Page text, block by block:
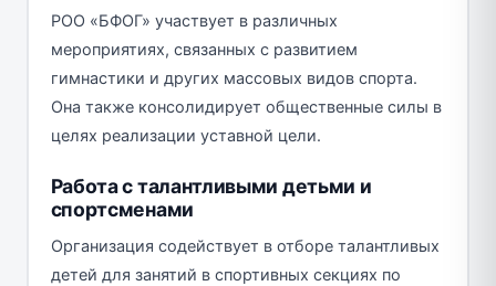
РОО «БФОГ» участвует в различных
мероприятиях, связанных с развитием
гимнастики и других массовых видов спорта.
Она также консолидирует общественные силы в
целях реализации уставной цели.
Работа с талантливыми детьми и
спортсменами
Организация содействует в отборе талантливых
детей для занятий в спортивных секциях по